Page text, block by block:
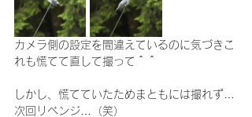
カメラ側の設定を間違えているのに気づきこ
れも慌てて直して撮って＾＾
しかし、慌てていたためまともには撮れず…
次回リベンジ…（笑）